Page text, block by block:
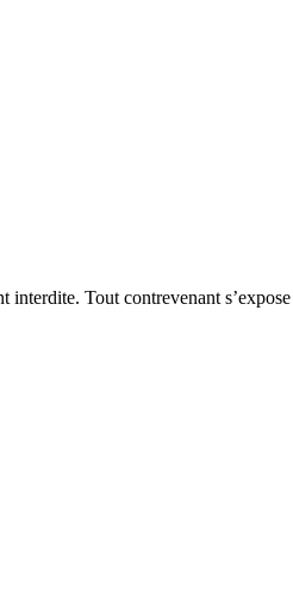
Tout contrevenant